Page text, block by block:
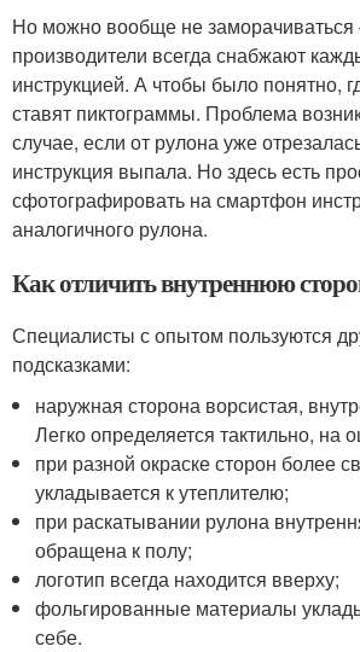
Но можно вообще не
производители всегда снабжают
инструкцией. А чтобы было понятно,
ставят пиктограммы. Проблема
случае, если от рулона уже
инструкция выпала. Но здесь есть
сфотографировать на смартфон
аналогичного рулона.
Как отличить внутреннюю
Специалисты с опытом пользуются
подсказками:
наружная сторона ворсистая,
Легко определяется тактильно, на
при разной окраске сторон более
укладывается к утеплителю;
при раскатывании рулона
обращена к полу;
логотип всегда находится вверху;
фольгированные материалы
себе.